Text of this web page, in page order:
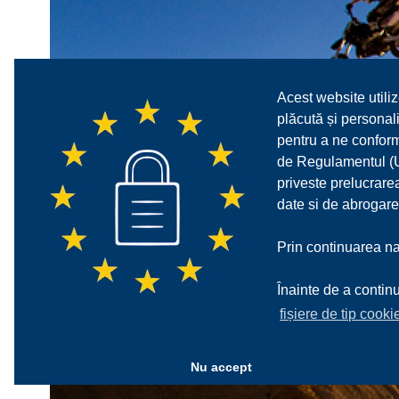
Acest website
plăcută și
pentru a ne
de Regulamentul
priveste
date si de
Prin continuarea
Înainte de a
fișiere de tip
Nu accept